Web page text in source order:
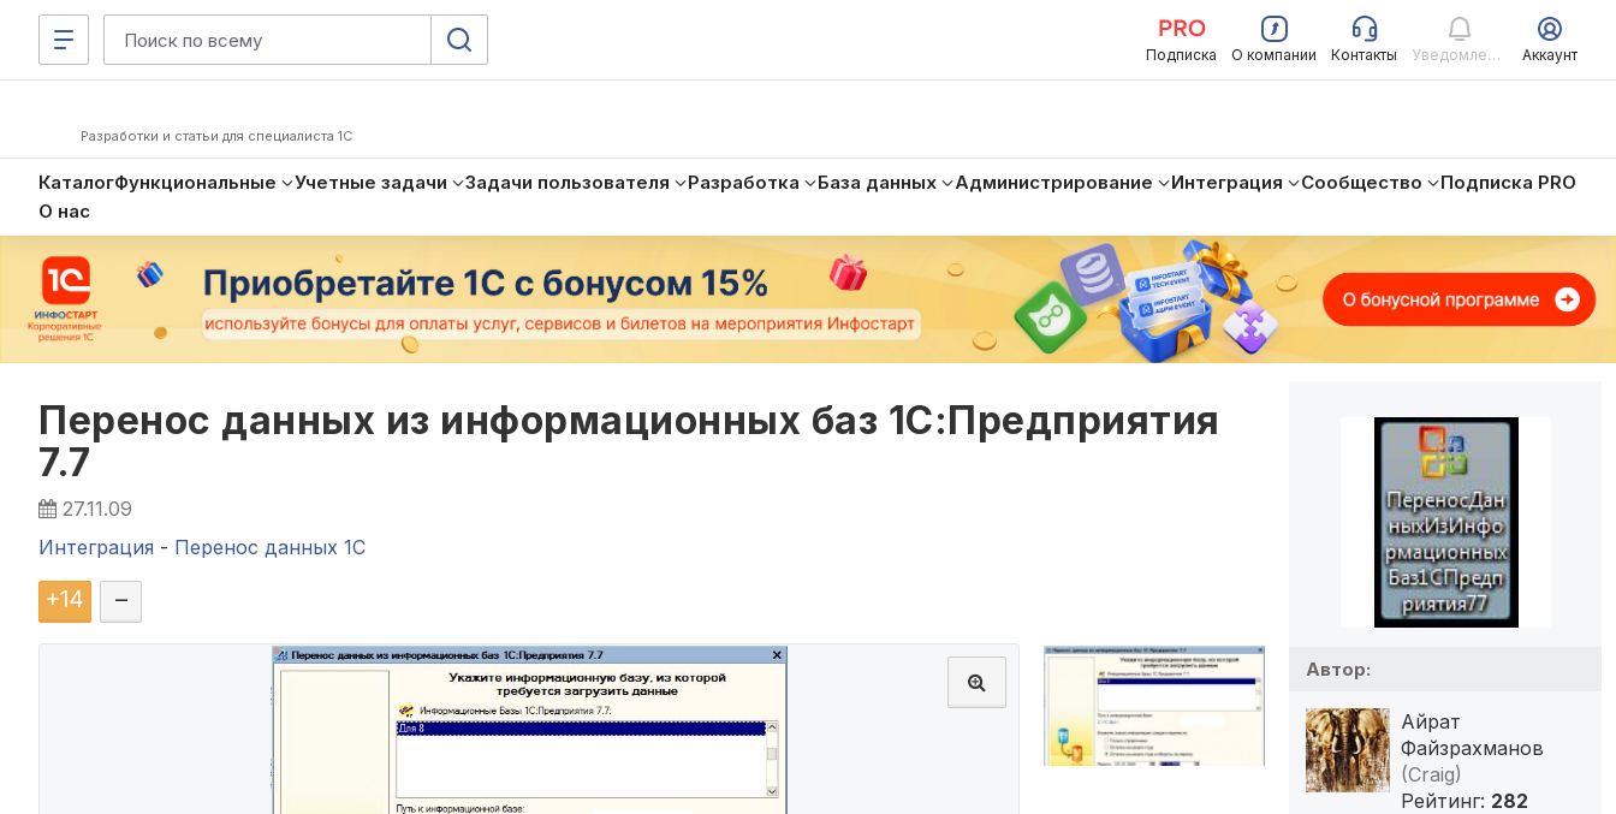
Подписка О компании Контакты Уведомления Аккаунт
Разработки и статьи для специалиста 1С
КаталогФункциональные Учетные задачи Задачи пользователя Разработка База данных Администрирование Интеграция Сообщество
Подписка PRO
О нас
Перенос данных из информационных баз 1С:Предприятия
7.7
27.11.09
Интеграция - Перенос данных 1C
+14 –
Автор:
Айрат
Файзрахманов
(Craig)
Рейтинг: 282